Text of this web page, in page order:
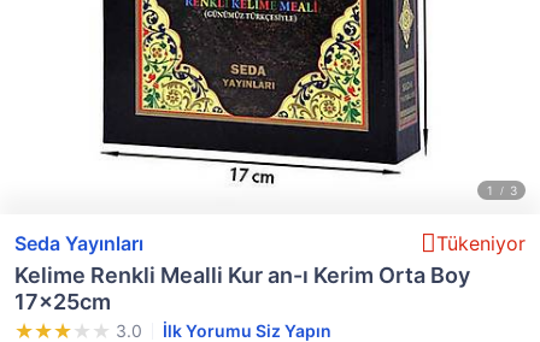
Seda Yayınları Tükeniyor
Kelime Renkli Mealli Kur an-ı Kerim Orta Boy
17x25cm
3.0 İlk Yorumu Siz Yapın